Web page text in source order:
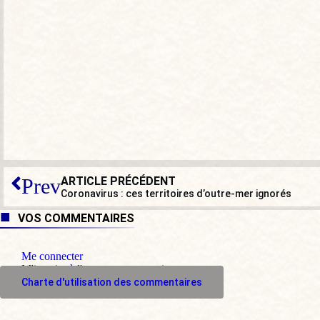
PrevARTICLE PRÉCÉDENT
Coronavirus : ces territoires d’outre-mer ignorés
VOS COMMENTAIRES
Me connecter
M'inscrire à l'espace commentaire
Charte d'utilisation des commentaires